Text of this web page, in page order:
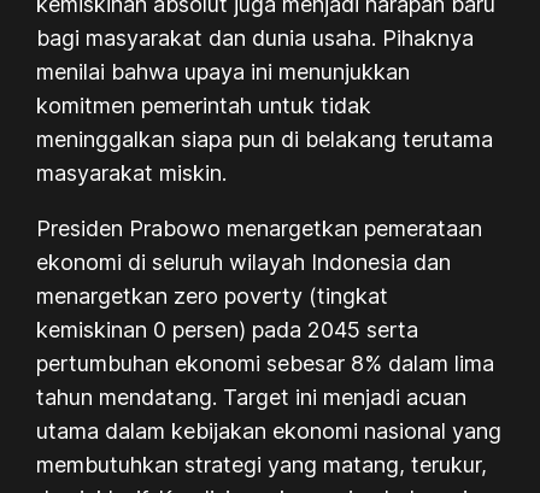
bagi masyarakat dan dunia usaha. Pihaknya
menilai bahwa upaya ini menunjukkan
komitmen pemerintah untuk tidak
meninggalkan siapa pun di belakang terutama
masyarakat miskin.
Presiden Prabowo menargetkan pemerataan
ekonomi di seluruh wilayah Indonesia dan
menargetkan zero poverty (tingkat
kemiskinan 0 persen) pada 2045 serta
pertumbuhan ekonomi sebesar 8% dalam lima
tahun mendatang. Target ini menjadi acuan
utama dalam kebijakan ekonomi nasional yang
membutuhkan strategi yang matang, terukur,